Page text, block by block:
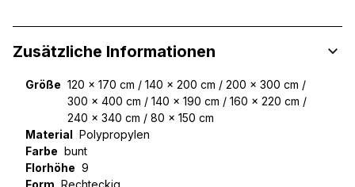
Zusätzliche Informationen
Größe 120 x 170 cm / 140 x 200 cm / 200 x 300 cm /
300 x 400 cm / 140 x 190 cm / 160 x 220 cm /
240 x 340 cm / 80 x 150 cm
Material Polypropylen
Farbe bunt
Florhöhe 9